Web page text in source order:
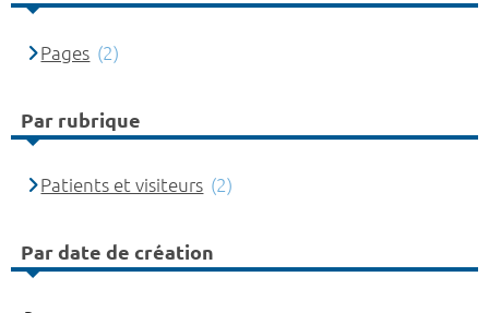
Pages (2)
Par rubrique
Patients et visiteurs (2)
Par date de création